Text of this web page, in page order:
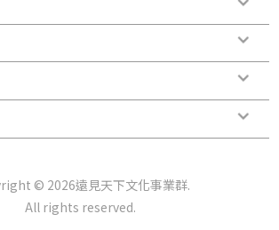
© 2026遠見天下文化事業群.
All rights reserved.